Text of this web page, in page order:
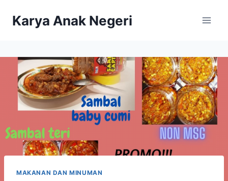
Karya Anak Negeri
MAKANAN DAN MINUMAN